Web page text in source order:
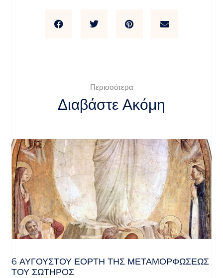
Περισσότερα
Διαβάστε Ακόμη
6 ΑΥΓΟΥΣΤΟΥ ΕΟΡΤΗ ΤΗΣ ΜΕΤΑΜΟΡΦΩΣΕΩΣ
ΤΟΥ ΣΩΤΗΡΟΣ